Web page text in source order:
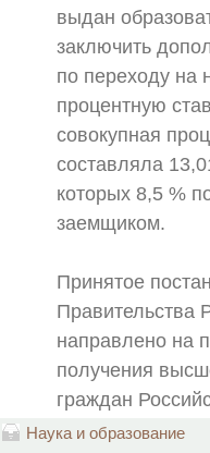
выдан
заключить
по переходу на
процентную
совокупная
составляла
которых 8,5 %
заемщиком.
Принятое
Правительства
направлено на
получения
граждан
Наука и образование